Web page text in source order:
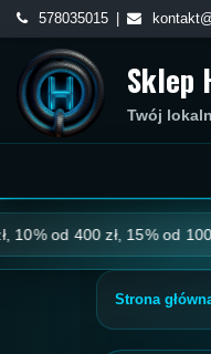
Skip
content
578035015
Sklep
Twój
od 400 zł, 15% od 1000 zł
Strona